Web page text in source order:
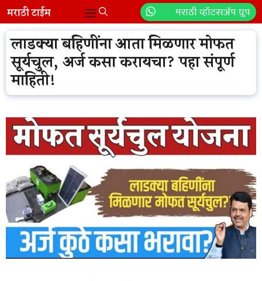
Skip
to
content
मराठी व्हॉटसॲप ग्रुप
Menu
लाडक्या बहिणींना आता मिळणार मोफत
सूर्यचुल, अर्ज कसा करायचा? पहा संपूर्ण
माहिती!